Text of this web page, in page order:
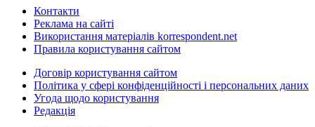
Контакти
Реклама на сайті
Використання матеріалів korrespondent.net
Правила користування сайтом
Договір користування сайтом
Політика у сфері конфіденційності і персональних даних
Угода щодо користування
Редакція